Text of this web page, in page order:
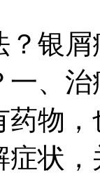
？银
、
药物
状